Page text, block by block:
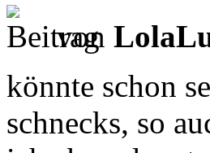
von
könnte schon
schnecks, so